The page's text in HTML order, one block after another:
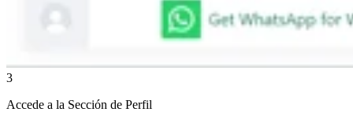
3
Accede a la Sección de Perfil